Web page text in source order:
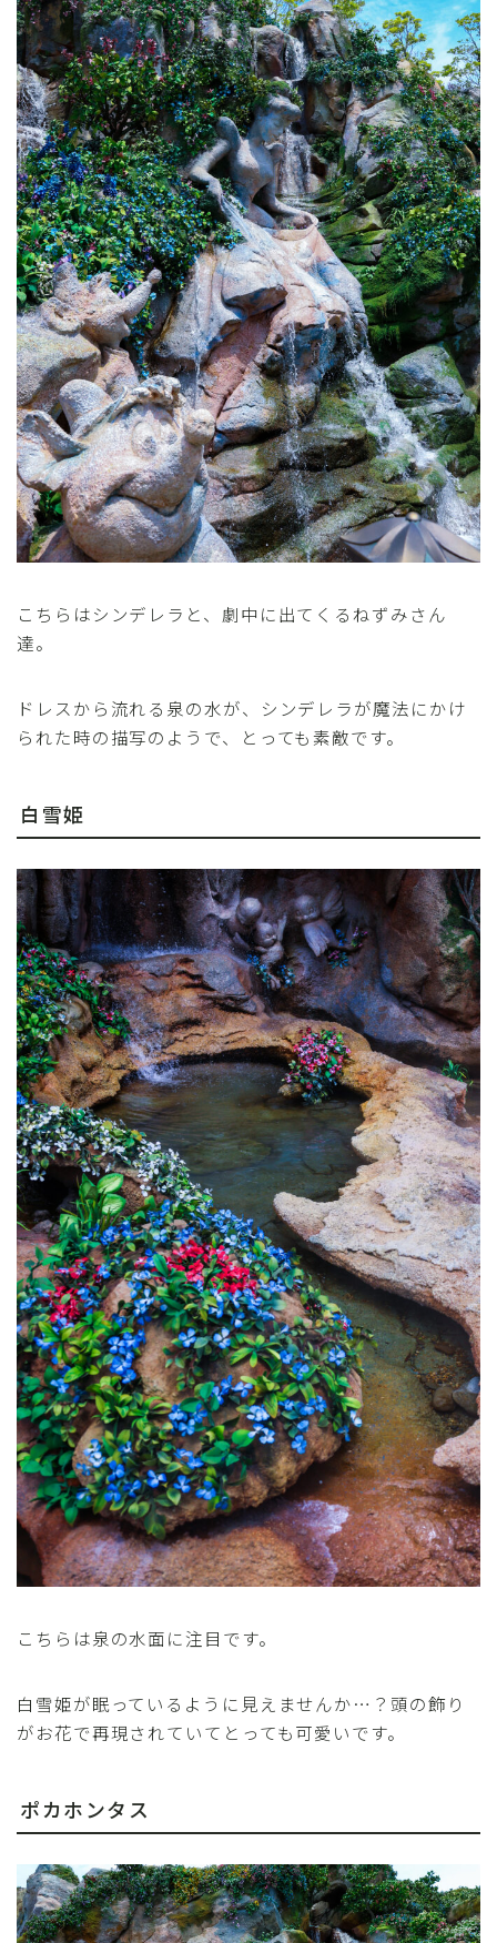
こちらはシンデレラと、劇中に出てくるねずみさん
達。
ドレスから流れる泉の水が、シンデレラが魔法にかけ
られた時の描写のようで、とっても素敵です。
白雪姫
こちらは泉の水面に注目です。
白雪姫が眠っているように見えませんか…？頭の飾り
がお花で再現されていてとっても可愛いです。
ポカホンタス